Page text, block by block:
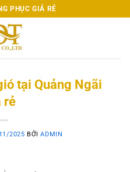
PHỤC GIÁ RẺ
tại Quảng Ngãi
rẻ
2025 BỞIADMIN